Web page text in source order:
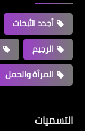
أجدد الأبحاث
الرجيم
المرأة والحمل
التسميات